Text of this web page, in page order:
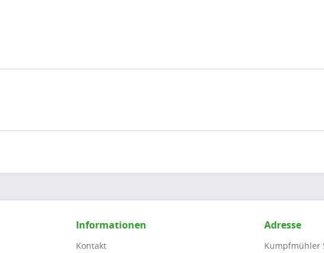
Informationen
Kontakt
Adresse
Kumpfmühler